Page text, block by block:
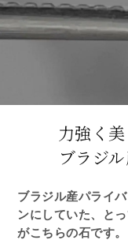
力強く
ブラジ
ブラジル産パライ
ンにしていた、と
がこちらの石です。